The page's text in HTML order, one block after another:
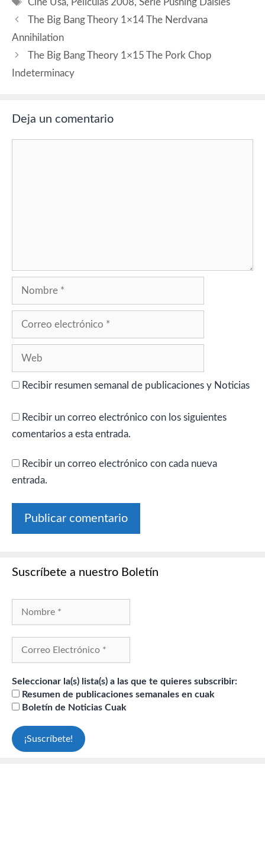
Cine Usa, Películas 2008,Serie Pushing Daisies
The Big Bang Theory 1×14 The Nerdvana
Annihilation
The Big Bang Theory 1×15 The Pork Chop
Indeterminacy
Deja un comentario
Recibir resumen semanal de publicaciones y Noticias
Recibir un correo electrónico con los siguientes
comentarios a esta entrada.
Recibir un correo electrónico con cada nueva
entrada.
Suscríbete a nuestro Boletín
Seleccionar la(s) lista(s) a las que te quieres subscribir:
Resumen de publicaciones semanales en cuak
Boletín de Noticias Cuak